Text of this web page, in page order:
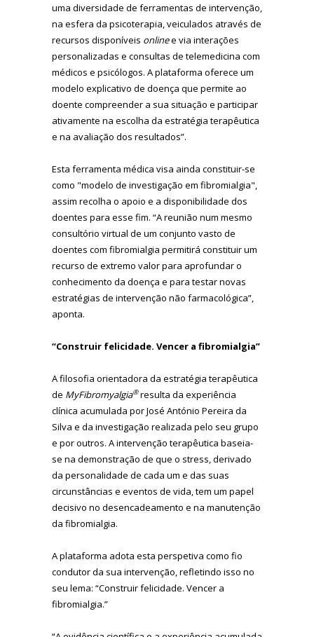
uma diversidade de ferramentas de intervenção,
na esfera da psicoterapia, veiculados através de
recursos disponíveis onlinee via interações
personalizadas e consultas de telemedicina com
médicos e psicólogos. A plataforma oferece um
modelo explicativo de doença que permite ao
doente compreender a sua situação e participar
ativamente na escolha da estratégia terapêutica
e na avaliação dos resultados”.
Esta ferramenta médica visa ainda constituir-se
como "modelo de investigação em fibromialgia",
assim recolha o apoio e a disponibilidade dos
doentes para esse fim. “A reunião num mesmo
consultório virtual de um conjunto vasto de
doentes com fibromialgia permitirá constituir um
recurso de extremo valor para aprofundar o
conhecimento da doença e para testar novas
estratégias de intervenção não farmacológica”,
aponta.
“Construir felicidade. Vencer a fibromialgia”
A filosofia orientadora da estratégia terapêutica
de MyFibromyalgia®resulta da experiência
clínica acumulada por José António Pereira da
Silva e da investigação realizada pelo seu grupo
e por outros. A intervenção terapêutica baseia-
se na demonstração de que o stress, derivado
da personalidade de cada um e das suas
circunstâncias e eventos de vida, tem um papel
decisivo no desencadeamento e na manutenção
da fibromialgia.
A plataforma adota esta perspetiva como fio
condutor da sua intervenção, refletindo isso no
seu lema: “Construir felicidade. Vencer a
fibromialgia.”